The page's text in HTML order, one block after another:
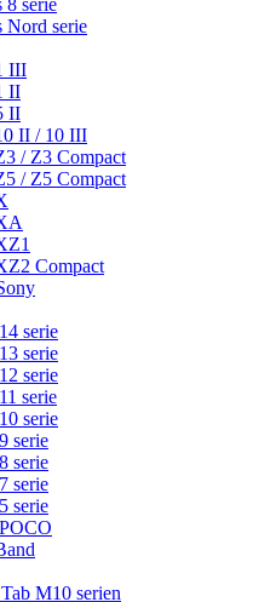
8 serie
Nord serie
III
II
II
II / 10 III
/ Z3 Compact
/ Z5 Compact
Compact
serie
serie
serie
serie
serie
serie
serie
serie
serie
M10 serien